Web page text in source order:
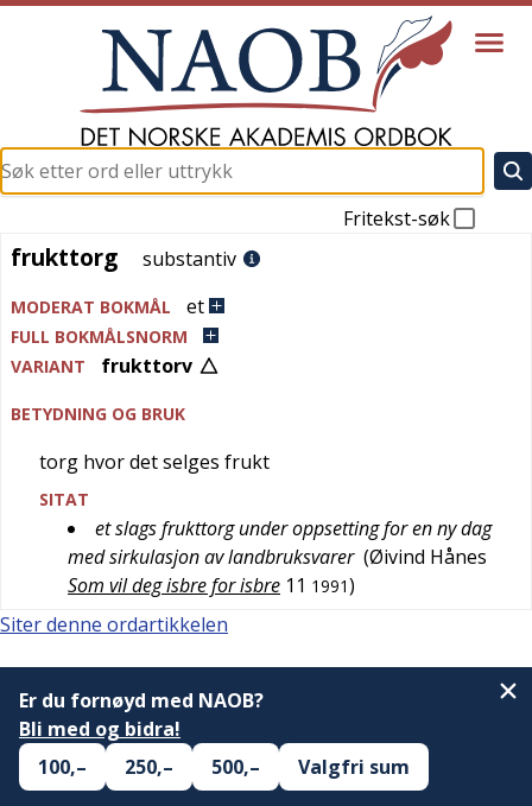
Fritekst-søk
frukttorg
frukttorg substantiv
MODERAT BOKMÅL et
FULL BOKMÅLSNORM
VARIANT
frukttorv
BETYDNING OG BRUK
torg hvor det selges frukt
SITAT
et slags frukttorg under oppsetting for en ny dag
med sirkulasjon av landbruksvarer (Øivind Hånes
Som vil deg isbre for isbre 11 1991)
Siter denne ordartikkelen
Er du fornøyd med NAOB?
Bli med og bidra!
100,–
250,– 500,– Valgfri sum